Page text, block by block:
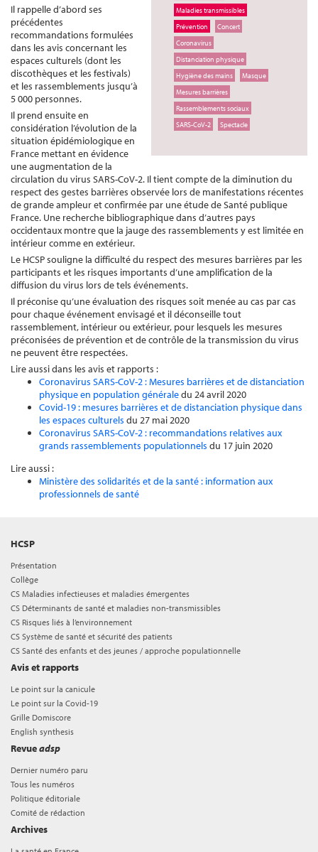
Maladies transmissibles
Prévention
Concert
Coronavirus
Distanciation physique
Hygiène des mains
Masque
Mesures barrières
Rassemblements sociaux
SARS-CoV-2
Spectacle
Il rappelle d’abord ses
précédentes
recommandations formulées
dans les avis concernant les
espaces culturels (dont les
discothèques et les festivals)
et les rassemblements jusqu’à
5 000 personnes.
Il prend ensuite en
considération l’évolution de la
situation épidémiologique en
France mettant en évidence
une augmentation de la
circulation du virus SARS-CoV-2. Il tient compte de la diminution du
respect des gestes barrières observée lors de manifestations récentes
de grande ampleur et confirmée par une étude de Santé publique
France. Une recherche bibliographique dans d’autres pays
occidentaux montre que la jauge des rassemblements y est limitée en
intérieur comme en extérieur.
Le HCSP souligne la difficulté du respect des mesures barrières par les
participants et les risques importants d’une amplification de la
diffusion du virus lors de tels événements.
Il préconise qu’une évaluation des risques soit menée au cas par cas
pour chaque événement envisagé et il déconseille tout
rassemblement, intérieur ou extérieur, pour lesquels les mesures
préconisées de prévention et de contrôle de la transmission du virus
ne peuvent être respectées.
Lire aussi dans les avis et rapports :
Coronavirus SARS-CoV-2 : Mesures barrières et de distanciation
physique en population généraledu 24 avril 2020
Covid-19 : mesures barrières et de distanciation physique dans
les espaces culturels du 27 mai 2020
Coronavirus SARS-CoV-2 : recommandations relatives aux
grands rassemblements populationnels du 17 juin 2020
Lire aussi :
Ministère des solidarités et de la santé : information aux
professionnels de santé
HCSP
Présentation
Collège
CS Maladies infectieuses et maladies émergentes
CS Déterminants de santé et maladies non-transmissibles
CS Risques liés à l’environnement
CS Système de santé et sécurité des patients
CS Santé des enfants et des jeunes / approche populationnelle
Avis et rapports
Le point sur la canicule
Le point sur la Covid-19
Grille Domiscore
English synthesis
Revueadsp
Dernier numéro paru
Tous les numéros
Politique éditoriale
Comité de rédaction
Archives